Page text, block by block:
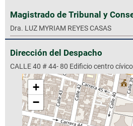
Magistrado de Tribunal y
Dra. LUZ MYRIAM REYES CASAS
Dirección del Despacho
CALLE 40 # 44- 80 Edificio centro
+
−